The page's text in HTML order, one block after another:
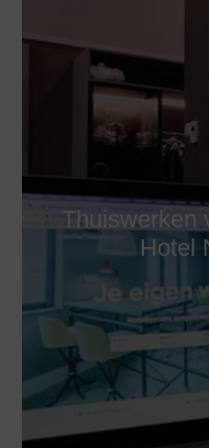
Thuiswerken
Hotel